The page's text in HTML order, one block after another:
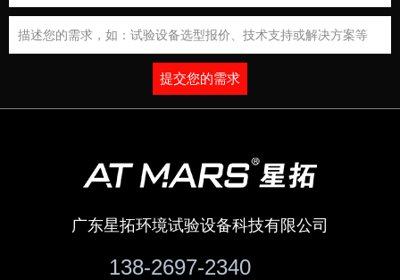
提交您的需求
广东星拓环境试验设备科技有限公司
138-2697-2340